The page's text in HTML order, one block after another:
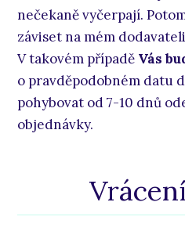
nečekaně vyčerpají.
záviset na mém
V takovém případě Vás
o pravděpodobném datu
pohybovat od 7-10 dnů
objednávky.